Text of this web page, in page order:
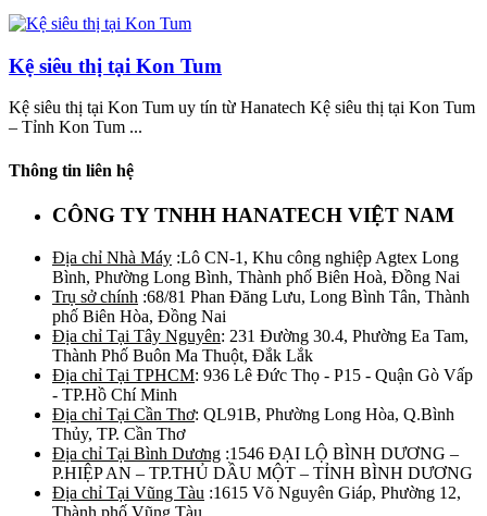
Kệ siêu thị tại Kon Tum
Kệ siêu thị tại Kon Tum uy tín từ Hanatech Kệ siêu thị tại Kon Tum
– Tỉnh Kon Tum ...
Thông tin liên hệ
CÔNG TY TNHH HANATECH VIỆT NAM
Địa chỉ Nhà Máy :Lô CN-1, Khu công nghiệp Agtex Long
Bình, Phường Long Bình, Thành phố Biên Hoà, Đồng Nai
Trụ sở chính :68/81 Phan Đăng Lưu, Long Bình Tân, Thành
phố Biên Hòa, Đồng Nai
Địa chỉ Tại Tây Nguyên: 231 Đường 30.4, Phường Ea Tam,
Thành Phố Buôn Ma Thuột, Đắk Lắk
Địa chỉ Tại TPHCM: 936 Lê Đức Thọ - P15 - Quận Gò Vấp
- TP.Hồ Chí Minh
Địa chỉ Tại Cần Thơ: QL91B, Phường Long Hòa, Q.Bình
Thủy, TP. Cần Thơ
Địa chỉ Tại Bình Dương :1546 ĐẠI LỘ BÌNH DƯƠNG –
P.HIỆP AN – TP.THỦ DẦU MỘT – TỈNH BÌNH DƯƠNG
Địa chỉ Tại Vũng Tàu :1615 Võ Nguyên Giáp, Phường 12,
Thành phố Vũng Tàu